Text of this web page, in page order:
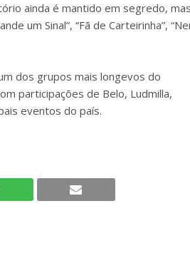
ainda é mantido em segredo,
um Sinal”, “Fã de Carteirinha”,
dos grupos mais longevos do
participações de Belo, Ludmilla,
eventos do país.